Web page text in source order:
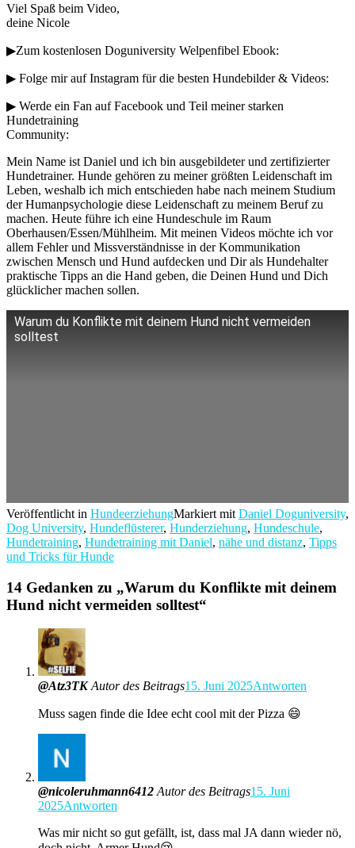
Viel Spaß beim Video,
deine Nicole
▶︎Zum kostenlosen Doguniversity Welpenfibel Ebook:
▶︎ Folge mir auf Instagram für die besten Hundebilder & Videos:
▶︎ Werde ein Fan auf Facebook und Teil meiner starken
Hundetraining
Community:
Mein Name ist Daniel und ich bin ausgebildeter und zertifizierter
Hundetrainer. Hunde gehören zu meiner größten Leidenschaft im
Leben, weshalb ich mich entschieden habe nach meinem Studium
der Humanpsychologie diese Leidenschaft zu meinem Beruf zu
machen. Heute führe ich eine Hundeschule im Raum
Oberhausen/Essen/Mühlheim. Mit meinen Videos möchte ich vor
allem Fehler und Missverständnisse in der Kommunikation
zwischen Mensch und Hund aufdecken und Dir als Hundehalter
praktische Tipps an die Hand geben, die Deinen Hund und Dich
glücklicher machen sollen.
Warum du Konflikte mit deinem Hund nicht vermeiden
solltest
Veröffentlicht in HundeerziehungMarkiert mit Daniel Doguniversity,
Dog University, Hundeflüsterer, Hunderziehung, Hundeschule,
Hundetraining, Hundetraining mit Daniel, nähe und distanz, Tipps
und Tricks für Hunde
14 Gedanken zu „Warum du Konflikte mit deinem
Hund nicht vermeiden solltest“
@Atz3TK Autor des Beitrags15. Juni 2025Antworten
Muss sagen finde die Idee echt cool mit der Pizza 😄
@nicoleruhmann6412 Autor des Beitrags15. Juni
2025Antworten
Was mir nicht so gut gefällt, ist, dass mal JA dann wieder nö,